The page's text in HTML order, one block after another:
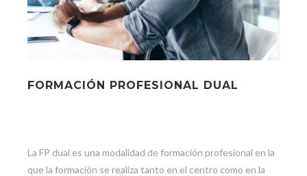
FORMACIÓN PROFESIONAL DUAL
La FP dual es una modalidad de formación profesional en la
que la formación se realiza tanto en el centro como en la